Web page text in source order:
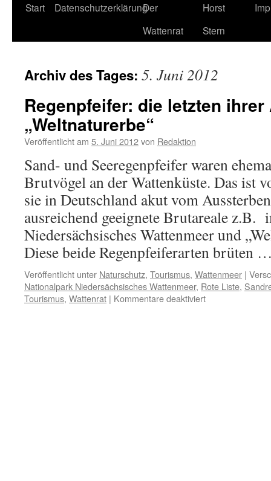
Start DatenschutzerklärungDer
Wattenrat
Horst
Stern
Archiv des Tages: 5. Juni 2012
Regenpfeifer: die letzten
„Weltnaturerbe“
Veröffentlicht am 5. Juni 2012von Redaktion
Sand- und Seeregenpfeifer waren
Brutvögel an der Wattenküste. Das ist
sie in Deutschland akut vom
ausreichend geeignete Brutareale z.B.
Niedersächsisches Wattenmeer und
Diese beide Regenpfeiferarten brüten
Veröffentlicht unter Naturschutz, Tourismus, Wattenmeer |
Nationalpark Niedersächsisches Wattenmeer, Rote Liste,
Tourismus, Wattenrat | Kommentare deaktiviertfür